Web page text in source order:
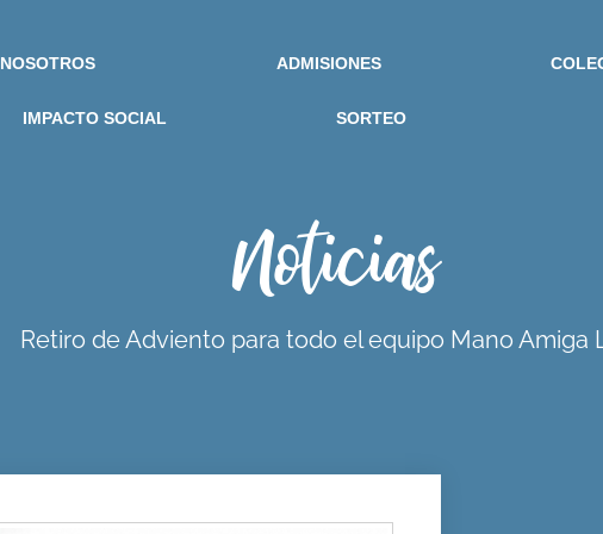
NOSOTROS ADMISIONES
IMPACTO SOCIAL SORTEO
Noticias
Retiro de Adviento para todo el equipo Mano Amiga